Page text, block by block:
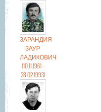
ЗАРАНДИЯ
ЗАУР
ЛАДИКОВИЧ
(10.11.1961 -
28.02.1993)